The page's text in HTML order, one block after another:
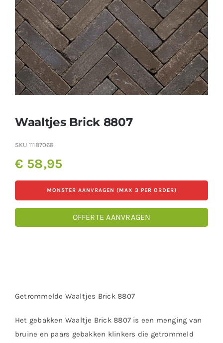
Contact
Offerte aanvragen
Waaltjes Brick 8807
SKU 11187068
€ 58,95
MONSTER AANVRAGEN (MAX 3 PER ORDER)
OFFERTE AANVRAGEN
Getrommelde Waaltjes Brick 8807
Het gebakken Waaltje Brick 8807 is een menging van
bruine en paars gebakken klinkers die getrommeld